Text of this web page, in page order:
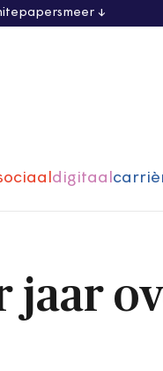
meer
digitaal
jaar